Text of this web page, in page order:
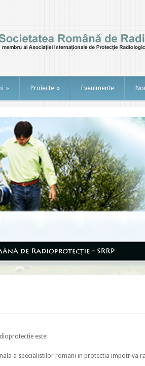
» Proiecte » Evenimente
este:
a specialistilor romani in protectia impotriva